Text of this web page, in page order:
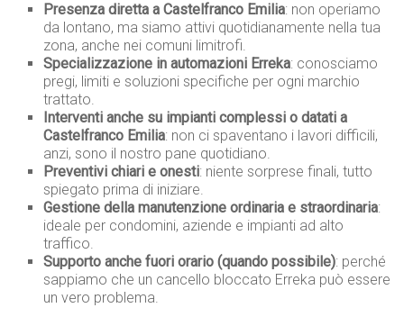
Presenza diretta a Castelfranco Emilia: non operiamo
da lontano, ma siamo attivi quotidianamente nella tua
zona, anche nei comuni limitrofi.
Specializzazione in automazioni Erreka: conosciamo
pregi, limiti e soluzioni specifiche per ogni marchio
trattato.
Interventi anche su impianti complessi o datati a
Castelfranco Emilia: non ci spaventano i lavori difficili,
anzi, sono il nostro pane quotidiano.
Preventivi chiari e onesti: niente sorprese finali, tutto
spiegato prima di iniziare.
Gestione della manutenzione ordinaria e straordinaria:
ideale per condomini, aziende e impianti ad alto
traffico.
Supporto anche fuori orario (quando possibile): perché
sappiamo che un cancello bloccato Erreka può essere
un vero problema.